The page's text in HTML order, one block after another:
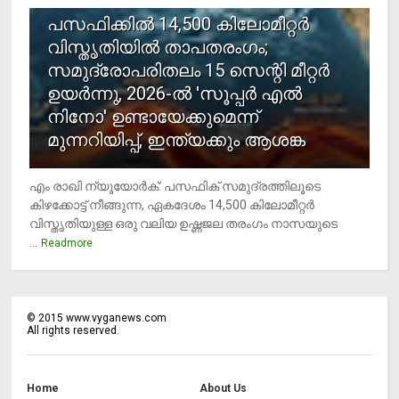
പസഫിക്കില്‍ 14,500 കിലോമീറ്റര്‍
വിസ്തൃതിയില്‍ താപതരംഗം;
സമുദ്രോപരിതലം 15 സെന്റി മീറ്റര്‍
ഉയര്‍ന്നു, 2026-ല്‍ 'സൂപ്പര്‍ എല്‍
നിനോ' ഉണ്ടായേക്കുമെന്ന്
മുന്നറിയിപ്പ്, ഇന്ത്യക്കും ആശങ്ക
എം രാഖി ന്യൂയോര്‍ക്: പസഫിക് സമുദ്രത്തിലൂടെ
കിഴക്കോട്ട് നീങ്ങുന്ന, ഏകദേശം 14,500 കിലോമീറ്റര്‍
വിസ്തൃതിയുള്ള ഒരു വലിയ ഉഷ്ണജല തരംഗം നാസയുടെ
... Readmore
©2015 www.vyganews.com
All rights reserved.
Home About Us